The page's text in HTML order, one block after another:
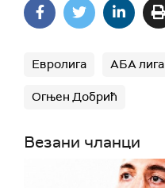
Евролига АБА лига
Огњен Добрић
Везани чланци